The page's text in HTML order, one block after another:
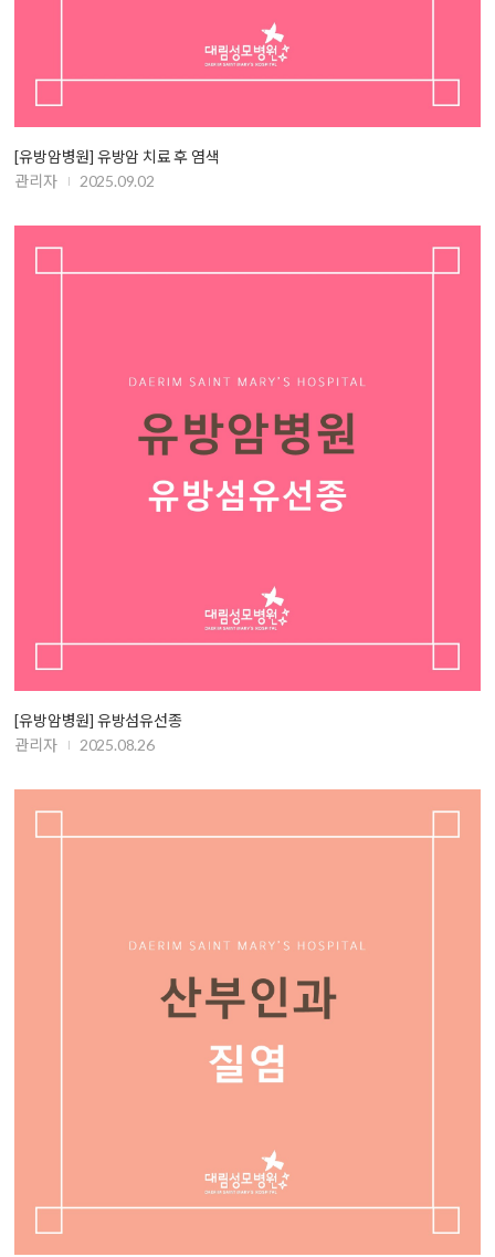
[유방암병원] 유방암 치료 후 염색
관리자
2025.09.02
[유방암병원] 유방섬유선종
관리자
2025.08.26